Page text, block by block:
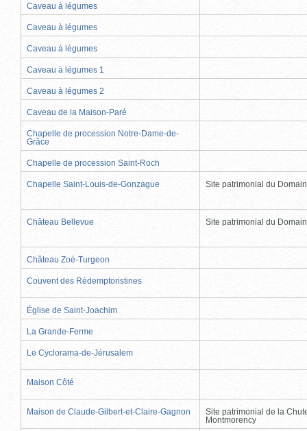
Caveau à légumes
Caveau à légumes
Caveau à légumes
Caveau à légumes 1
Caveau à légumes 2
Caveau de la Maison-Paré
Chapelle de procession Notre-Dame-de-
Grâce
Chapelle de procession Saint-Roch
Chapelle Saint-Louis-de-Gonzague Site patrimonial du
Château Bellevue Site patrimonial du
Château Zoé-Turgeon
Couvent des Rédemptoristines
Église de Saint-Joachim
La Grande-Ferme
Le Cyclorama-de-Jérusalem
Maison Côté
Maison de Claude-Gilbert-et-Claire-Gagnon
Site patrimonial de la
Montmorency